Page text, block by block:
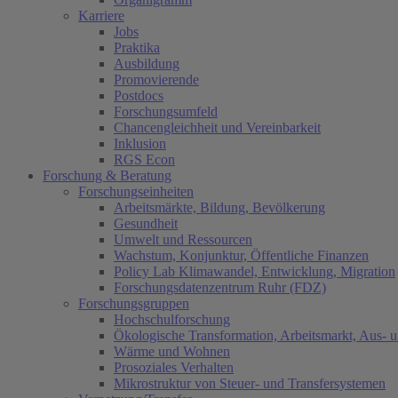
Karriere
Jobs
Praktika
Ausbildung
Promovierende
Postdocs
Forschungsumfeld
Chancengleichheit und Vereinbarkeit
Inklusion
RGS Econ
Forschung & Beratung
Forschungseinheiten
Arbeitsmärkte, Bildung, Bevölkerung
Gesundheit
Umwelt und Ressourcen
Wachstum, Konjunktur, Öffentliche Finanzen
Policy Lab Klimawandel, Entwicklung, Migration
Forschungsdatenzentrum Ruhr (FDZ)
Forschungsgruppen
Hochschulforschung
Ökologische Transformation, Arbeitsmarkt, Aus-
Wärme und Wohnen
Prosoziales Verhalten
Mikrostruktur von Steuer- und Transfersystemen